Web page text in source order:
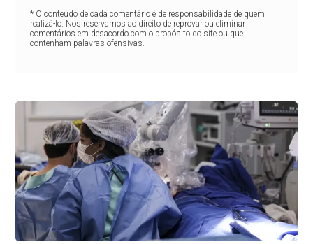
* O conteúdo de cada comentário é de responsabilidade de quem
realizá-lo. Nos reservamos ao direito de reprovar ou eliminar
comentários em desacordo com o propósito do site ou que
contenham palavras ofensivas.